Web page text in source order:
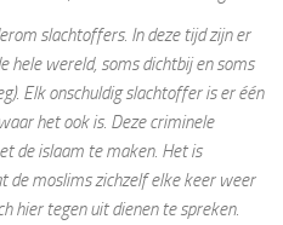
slachtoffers. In deze tijd zijn er
hele wereld, soms dichtbij en soms
Elk onschuldig slachtoffer is er één
het ook is. Deze criminele
de islaam te maken. Het is
de moslims zichzelf elke keer weer
hier tegen uit dienen te spreken.